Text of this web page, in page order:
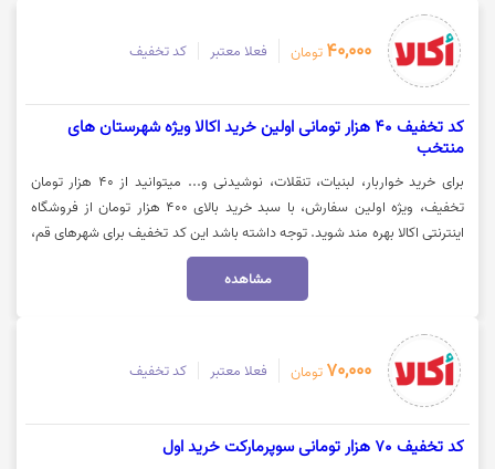
40,000 تومان فعلا معتبر کد تخفیف
کد تخفیف 40 هزار تومانی اولین خرید اکالا ویژه شهرستان های
منتخب
برای خرید خواربار، لبنیات، تنقلات، نوشیدنی و... میتوانید از 40 هزار تومان
تخفیف، ویژه اولین سفارش، با سبد خرید بالای 400 هزار تومان از فروشگاه
اینترنتی اکالا بهره مند شوید. توجه داشته باشد این کد تخفیف برای شهرهای قم،
کرمانشاه، همدان، تبریز، یزد، خرم آباد، بیرجند، قزوین، کاشان، سمنان، ارومیه و
مشهد فعال میباشد. جهت استفاده از تخفیف روی گزینه "خرید کنید" کلیک
مشاهده
70,000 تومان فعلا معتبر کد تخفیف
کد تخفیف 70 هزار تومانی سوپرمارکت خرید اول